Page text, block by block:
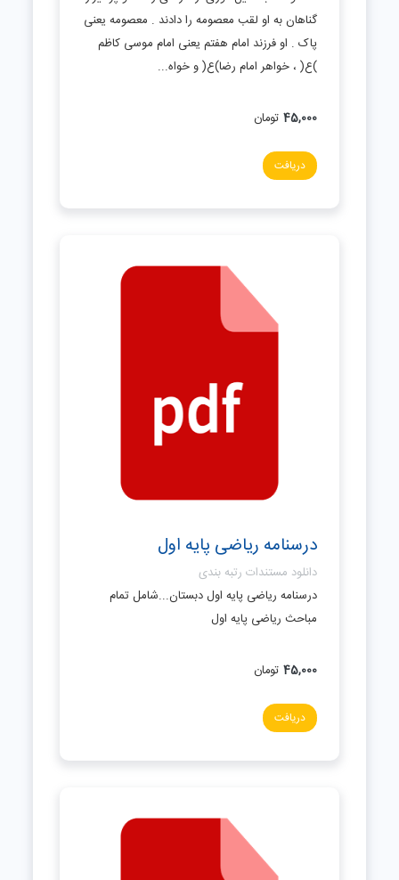
گناهان به او لقب معصومه را دادند . معصومه یعنی
پاک . او فرزند امام هفتم یعنی امام موسی کاظم
)ع( ، خواهر امام رضا)ع( و خواه...
45,000 تومان
دریافت
درسنامه ریاضی پایه اول
دانلود مستندات رتبه بندی
درسنامه ریاضی پایه اول دبستان...شامل تمام
مباحث ریاضی پایه اول
45,000 تومان
دریافت